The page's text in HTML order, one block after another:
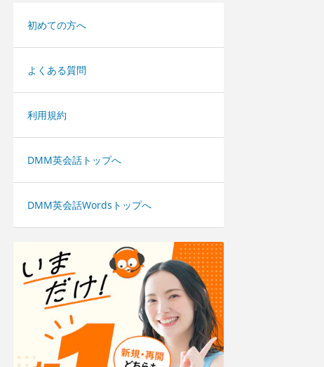
初めての方へ
よくある質問
利用規約
DMM英会話トップへ
DMM英会話Wordsトップへ